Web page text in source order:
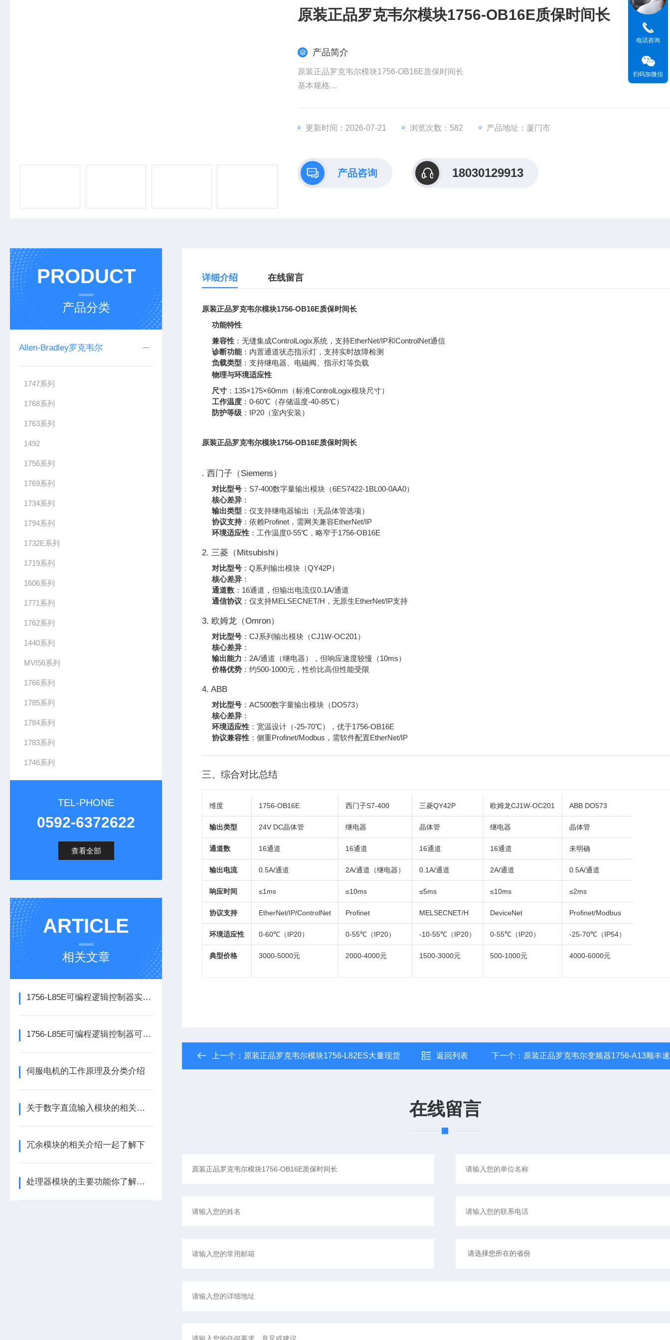
原装正品罗克韦尔模块1756-OB16E质保时间长
产品简介
原装正品罗克韦尔模块1756-OB16E质保时间长
基本规格​
​输出电流​：0.5A/通道（电阻负载），总电流8A
关闭延迟：≤1ms（满载时）
​隔离保护​：通道间及通道与总线间隔离电压1500V
更新时间：2026-07-21 浏览次数：582 产品地址：厦门市
产品咨询 18030129913
PRODUCT
产品分类
Allen-Bradley罗克韦尔
1747系列
1768系列
1763系列
1492
1756系列
1769系列
1734系列
1794系列
1732E系列
1719系列
1606系列
1771系列
1762系列
1440系列
MVI56系列
1766系列
1785系列
1784系列
1783系列
1746系列
TEL-PHONE
0592-6372622
查看全部
ARTICLE
相关文章
1756-L85E可编程逻辑控制器实操应用常见问题分析及解决方法探讨
1756-L85E可编程逻辑控制器可满足多行业自动化精准控制需求
伺服电机的工作原理及分类介绍
关于数字直流输入模块的相关介绍
冗余模块的相关介绍一起了解下
处理器模块的主要功能你了解多少呢
详细介绍 在线留言
原装正品罗克韦尔模块1756-OB16E质保时间长
功能特性
兼容性 ：无缝集成ControlLogix系统，支持EtherNet/IP和ControlNet通信
诊断功能：内置通道状态指示灯，支持实时故障检测
负载类型 ：支持继电器、电磁阀、指示灯等负载
物理与环境适应性
尺寸 ：135×175×60mm（标准ControlLogix模块尺寸）
工作温度 ：0-60℃（存储温度-40-85℃）
防护等级 ：IP20（室内安装）
原装正品罗克韦尔模块1756-OB16E质保时间长
. 西门子（Siemens）
对比型号 ：S7-400数字量输出模块（6ES7422-1BL00-0AA0）
核心差异 ：
输出类型 ：仅支持继电器输出（无晶体管选项）
协议支持：依赖Profinet，需网关兼容EtherNet/IP
环境适应性 ：工作温度0-55℃，略窄于1756-OB16E
2. 三菱（Mitsubishi）
对比型号 ：Q系列输出模块（QY42P）
核心差异 ：
通道数 ：16通道，但输出电流仅0.1A/通道
通信协议 ：仅支持MELSECNET/H，无原生EtherNet/IP支持
3. 欧姆龙（Omron）
对比型号 ：CJ系列输出模块（CJ1W-OC201）
核心差异 ：
输出能力 ：2A/通道（继电器），但响应速度较慢（10ms）
价格优势 ：约500-1000元，性价比高但性能受限
4. ABB
对比型号 ：AC500数字量输出模块（DO573）
核心差异 ：
环境适应性 ：宽温设计（-25-70℃），优于1756-OB16E
协议兼容性 ：侧重Profinet/Modbus，需软件配置EtherNet/IP
三、综合对比总结
维度 1756-OB16E 西门子S7-400 三菱QY42P 欧姆龙CJ1W-OC201 ABB DO573
输出类型 24V DC晶体管 继电器 晶体管 继电器 晶体管
通道数 16通道 16通道 16通道 16通道 未明确
输出电流 0.5A/通道 2A/通道（继电器） 0.1A/通道 2A/通道 0.5A/通道
响应时间 ≤1ms ≤10ms ≤5ms ≤10ms ≤2ms
协议支持 EtherNet/IP/ControlNet Profinet MELSECNET/H DeviceNet Profinet/Modbus
环境适应性 0-60℃（IP20） 0-55℃（IP20） -10-55℃（IP20） 0-55℃（IP20） -25-70℃（IP54）
典型价格 3000-5000元 2000-4000元 1500-3000元 500-1000元 4000-6000元
上一个： 原装正品罗克韦尔模块1756-L82ES大量现货 返回列表 下一个： 原装正品罗克韦尔变频器1756-A13顺丰
在线留言
电话咨询
扫码加微信